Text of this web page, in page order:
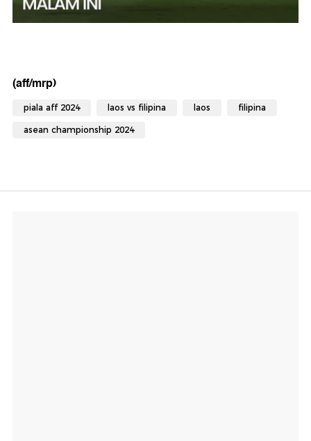
(aff/mrp)
piala aff 2024 laos vs filipina laos filipina
asean championship 2024